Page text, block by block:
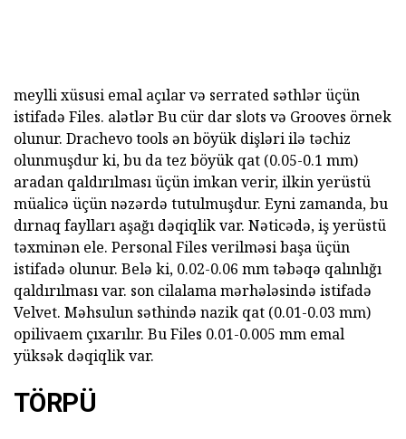
meylli xüsusi emal açılar və serrated səthlər üçün
istifadə Files. alətlər Bu cür dar slots və Grooves örnek
olunur. Drachevo tools ən böyük dişləri ilə təchiz
olunmuşdur ki, bu da tez böyük qat (0.05-0.1 mm)
aradan qaldırılması üçün imkan verir, ilkin yerüstü
müalicə üçün nəzərdə tutulmuşdur. Eyni zamanda, bu
dırnaq faylları aşağı dəqiqlik var. Nəticədə, iş yerüstü
təxminən ele. Personal Files verilməsi başa üçün
istifadə olunur. Belə ki, 0.02-0.06 mm təbəqə qalınlığı
qaldırılması var. son cilalama mərhələsində istifadə
Velvet. Məhsulun səthində nazik qat (0.01-0.03 mm)
opilivaem çıxarılır. Bu Files 0.01-0.005 mm emal
yüksək dəqiqlik var.
TÖRPÜ